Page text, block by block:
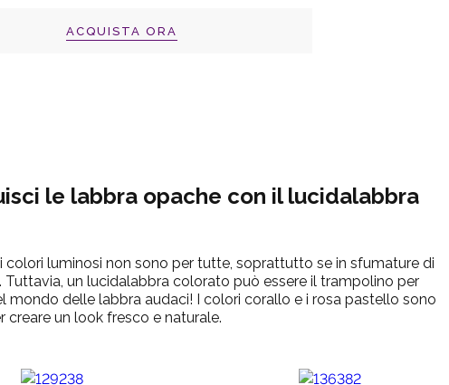
ACQUISTA ORA
le labbra opache con il lucidalabbra
colori luminosi non sono per tutte, soprattutto se in sfumature di
Tuttavia, un lucidalabbra colorato può essere il trampolino per
mondo delle labbra audaci!
I colori corallo e i rosa pastello sono
creare un look fresco e naturale.